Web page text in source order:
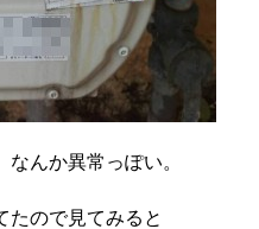
んか異常っぽい。
たので見てみると